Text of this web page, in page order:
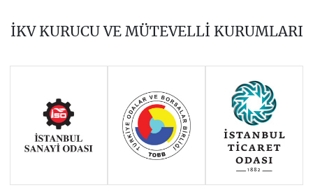
Ocak-Haziran 2024: Belçika
Temmuz-Aralık 2023: İspanya
İSVEÇ, AB KONSEYİ DÖNEM
BAŞKANLIĞI’NI DEVRALDI
Ocak-Haziran 2022:Fransa
İKV KURUCU VE MÜTEVELLİ KURUMLARI